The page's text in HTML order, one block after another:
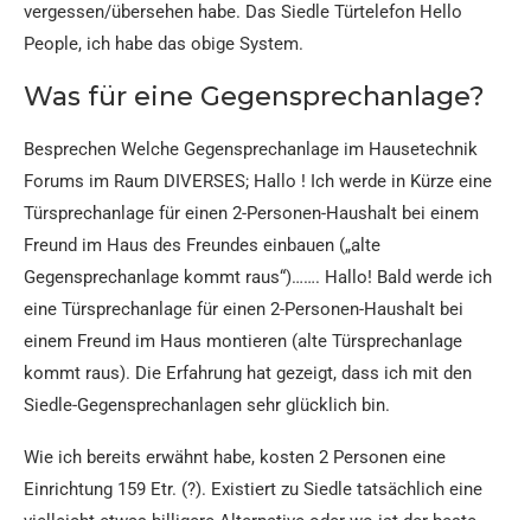
vergessen/übersehen habe. Das Siedle Türtelefon Hello
People, ich habe das obige System.
Was für eine Gegensprechanlage?
Besprechen Welche Gegensprechanlage im Hausetechnik
Forums im Raum DIVERSES; Hallo ! Ich werde in Kürze eine
Türsprechanlage für einen 2-Personen-Haushalt bei einem
Freund im Haus des Freundes einbauen („alte
Gegensprechanlage kommt raus“)……. Hallo! Bald werde ich
eine Türsprechanlage für einen 2-Personen-Haushalt bei
einem Freund im Haus montieren (alte Türsprechanlage
kommt raus). Die Erfahrung hat gezeigt, dass ich mit den
Siedle-Gegensprechanlagen sehr glücklich bin.
Wie ich bereits erwähnt habe, kosten 2 Personen eine
Einrichtung 159 Etr. (?). Existiert zu Siedle tatsächlich eine